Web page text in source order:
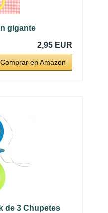
gigante
2,95 EUR
Comprar en Amazon
de 3 Chupetes